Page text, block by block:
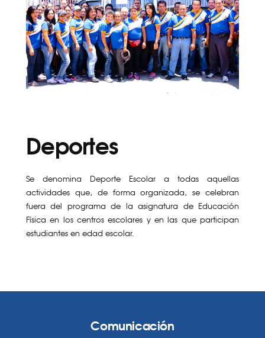
Deportes
Se denomina Deporte Escolar a todas aquellas
actividades que, de forma organizada, se celebran
fuera del programa de la asignatura de Educación
Física en los centros escolares y en las que participan
estudiantes en edad escolar.
Comunicación